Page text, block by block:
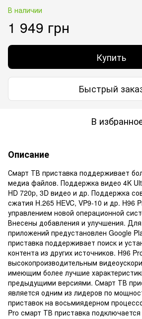
В наличии
1 949 грн
Купить
Быстрый
В
Описание
Смарт ТВ приставка поддерживает
медиа файлов. Поддержка видео 4K
HD 720p, 3D видео и др. Поддержка
сжатия H.265 HEVC, VP9-10 и др. H96
управлением новой операционной
Внесены добавления и улучшения. Для
приложений предустановлен Google
приставка поддерживает поиск и
контента из других источников. H96
высокопроизводительным
имеющим более лучшие
предыдущими версиями. Смарт ТВ
является одним из лидеров по
приставок на восьмиядерном
Pro смарт ТВ приставка подключается